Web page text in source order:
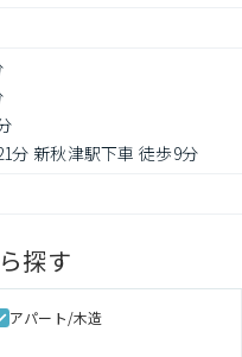
分 新秋津駅下車 徒歩9分
探す
アパート/木造